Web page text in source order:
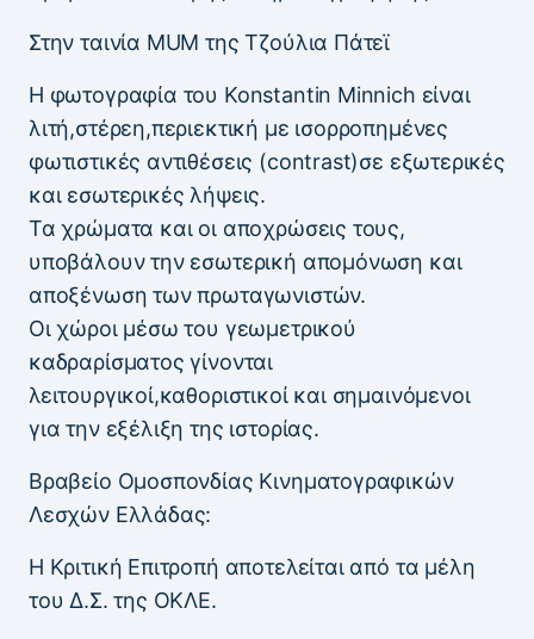
Στην ταινία MUM της Τζούλια Πάτεϊ
Η φωτογραφία του Konstantin Minnich είναι
λιτή,στέρεη,περιεκτική με ισορροπημένες
φωτιστικές αντιθέσεις (contrast)σε εξωτερικές
και εσωτερικές λήψεις.
Τα χρώματα και οι αποχρώσεις τους,
υποβάλουν την εσωτερική απομόνωση και
αποξένωση των πρωταγωνιστών.
Οι χώροι μέσω του γεωμετρικού
καδραρίσματος γίνονται
λειτουργικοί,καθοριστικοί και σημαινόμενοι
για την εξέλιξη της ιστορίας.
Βραβείο Ομοσπονδίας Κινηματογραφικών
Λεσχών Ελλάδας:
Η Κριτική Επιτροπή αποτελείται από τα μέλη
του Δ.Σ. της ΟΚΛΕ.